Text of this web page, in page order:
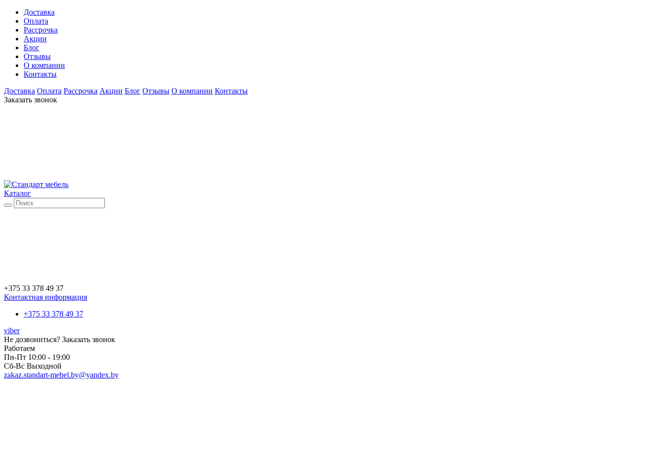
Доставка
Оплата
Рассрочка
Акции
Блог
Отзывы
О компании
Контакты
Доставка Оплата Рассрочка Акции Блог Отзывы О компании Контакты
Заказать звонок
Каталог
+375 33 378 49 37
Контактная информация
+375 33 378 49 37
viber
Не дозвониться? Заказать звонок
Работаем
Пн-Пт 10:00 - 19:00
Сб-Вс Выходной
zakaz.standart-mebel.by@yandex.by